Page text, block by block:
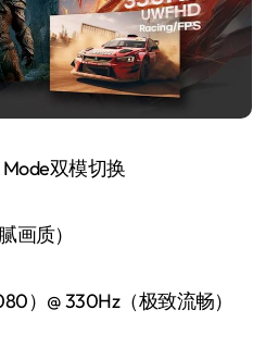
双模切换
画质）
）@ 330Hz（极致流畅）